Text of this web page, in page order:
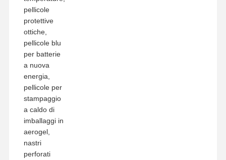
pellicole
protettive
ottiche,
pellicole blu
per batterie
a nuova
energia,
pellicole per
stampaggio
a caldo di
imballaggi in
aerogel,
nastri
perforati